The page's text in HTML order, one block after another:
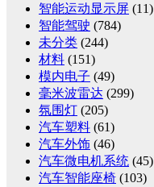
智能运动显示屏 (11)
智能驾驶 (784)
未分类 (244)
材料 (151)
模内电子 (49)
毫米波雷达 (299)
氛围灯 (205)
汽车塑料 (61)
汽车外饰 (46)
汽车微电机系统 (45)
汽车智能座椅 (103)